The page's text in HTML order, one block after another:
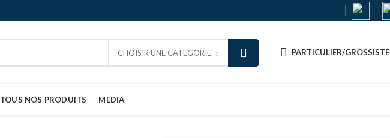
CHOISIR UNE CATÉGORIE PARTICULIER/GROSSISTE
TOUS NOS PRODUITS MEDIA